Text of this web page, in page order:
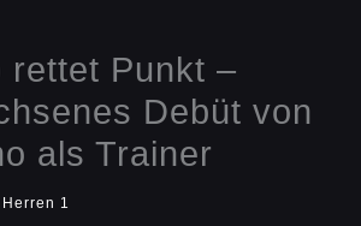
rettet Punkt –
Debüt von
als Trainer
Herren 1